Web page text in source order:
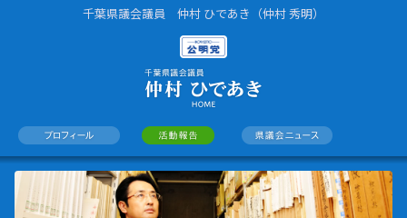
千葉県議会議員 仲村 ひであき（仲村 秀明）